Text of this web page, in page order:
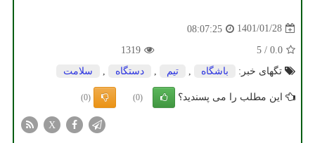
1401/01/28
08:07:25
0.0
/
5
1319
تگهای خبر:
باشگاه تیم دستگاه سلامت
این مطلب را می پسندید؟ (0)
(0)
X